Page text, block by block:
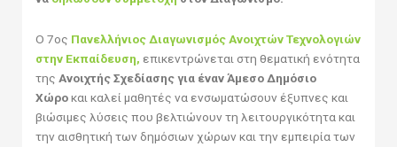
O 7ος Πανελλήνιος Διαγωνισμός Ανοιχτών Τεχνολογιών
στην Εκπαίδευση, επικεντρώνεται στη θεματική ενότητα
της Ανοιχτής Σχεδίασης για έναν Άμεσο Δημόσιο
Χώροκαι καλεί μαθητές να ενσωματώσουν έξυπνες και
βιώσιμες λύσεις που βελτιώνουν τη λειτουργικότητα και
την αισθητική των δημόσιων χώρων και την εμπειρία των